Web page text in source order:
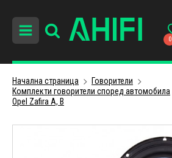
0
Начална страница
Говорители
Комплекти говорители според автомобила
Opel Zafira A, B